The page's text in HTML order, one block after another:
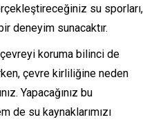
su sporları,
deneyim sunacaktır.
koruma bilinci de
çevre kirliliğine neden
Yapacağınız bu
de su kaynaklarımızı